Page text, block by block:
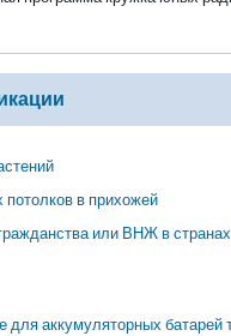
потолков в прихожей
или ВНЖ в
для аккумуляторных батарей